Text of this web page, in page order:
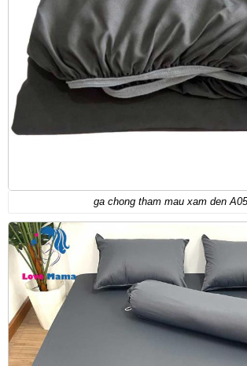
ga chong tham mau xam den